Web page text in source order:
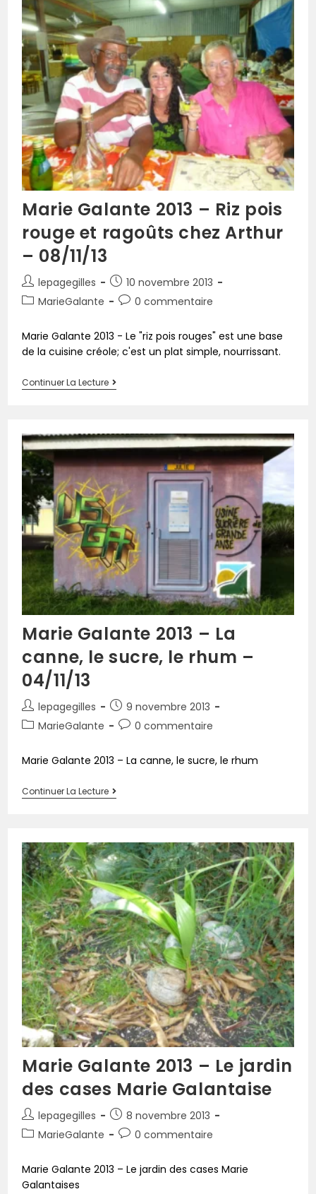
Marie Galante 2013 – Riz pois
rouge et ragoûts chez Arthur
– 08/11/13
lepagegilles
10 novembre 2013
MarieGalante
0 commentaire
Marie Galante 2013 - Le "riz pois rouges" est une base
de la cuisine créole; c'est un plat simple, nourrissant.
Continuer La Lecture
Marie Galante 2013 – La
canne, le sucre, le rhum –
04/11/13
lepagegilles
9 novembre 2013
MarieGalante
0 commentaire
Marie Galante 2013 – La canne, le sucre, le rhum
Continuer La Lecture
Marie Galante 2013 – Le jardin
des cases Marie Galantaise
lepagegilles
8 novembre 2013
MarieGalante
0 commentaire
Marie Galante 2013 – Le jardin des cases Marie
Galantaises